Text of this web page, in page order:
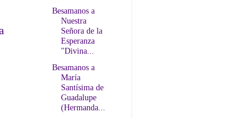
Besamanos a
Nuestra
Señora de la
Esperanza
"Divina...
Besamanos a
María
Santísima de
Guadalupe
(Hermanda...